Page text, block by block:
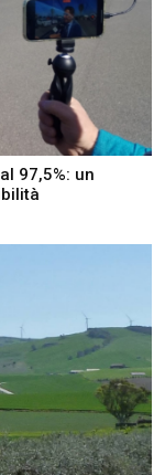
97,5%: un